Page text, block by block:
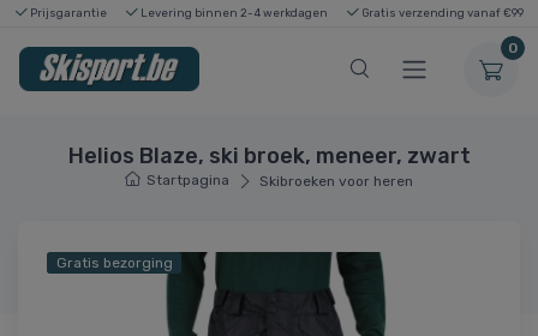
Prijsgarantie Levering binnen 2-4 werkdagen Gratis verzending vanaf €99
0
Helios Blaze, ski broek, meneer, zwart
Startpagina Skibroeken voor heren
Gratis bezorging